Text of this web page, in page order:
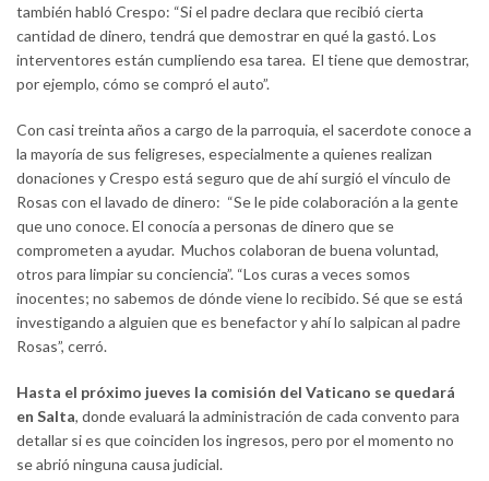
también habló Crespo: “Si el padre declara que recibió cierta
cantidad de dinero, tendrá que demostrar en qué la gastó. Los
interventores están cumpliendo esa tarea. El tiene que demostrar,
por ejemplo, cómo se compró el auto”.
Con casi treinta años a cargo de la parroquia, el sacerdote conoce a
la mayoría de sus feligreses, especialmente a quienes realizan
donaciones y Crespo está seguro que de ahí surgió el vínculo de
Rosas con el lavado de dinero: “Se le pide colaboración a la gente
que uno conoce. El conocía a personas de dinero que se
comprometen a ayudar. Muchos colaboran de buena voluntad,
otros para limpiar su conciencia”. “Los curas a veces somos
inocentes; no sabemos de dónde viene lo recibido. Sé que se está
investigando a alguien que es benefactor y ahí lo salpican al padre
Rosas”, cerró.
Hasta el próximo jueves la comisión del Vaticano se quedará
en Salta, donde evaluará la administración de cada convento para
detallar si es que coinciden los ingresos, pero por el momento no
se abrió ninguna causa judicial.